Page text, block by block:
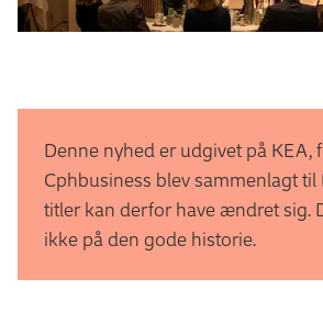
Denne nyhed er udgivet på KEA,
Cphbusiness blev sammenlagt til
titler kan derfor have ændret sig.
ikke på den gode historie.